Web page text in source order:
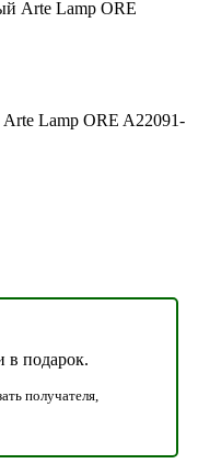
Lamp ORE A22091-
в подарок.
получателя,